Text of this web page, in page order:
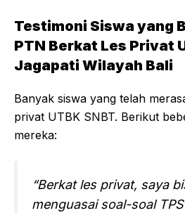
Testimoni Siswa yang
PTN Berkat Les Privat
Jagapati Wilayah Bali
Banyak siswa yang telah
privat UTBK SNBT. Berikut
mereka:
“Berkat les privat, saya
menguasai soal-soal